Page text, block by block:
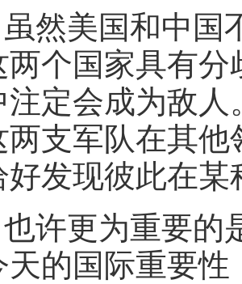
虽然美国和中国
两个国家具有
注定会成为敌
两支军队在其
好发现彼此在
也许更为重要的
天的国际重要